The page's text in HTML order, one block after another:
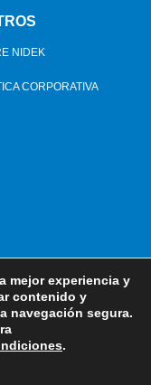
NIDEK
CORPORATIVA
Condiciones
mejor experiencia y
contenido y
navegación segura.
.